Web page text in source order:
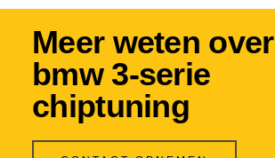
Meer weten over
bmw 3-serie
chiptuning